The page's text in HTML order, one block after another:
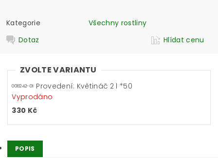
Kategorie
Všechny rostliny
Dotaz
Hlídat cenu
ZVOLTE VARIANTU
008242-01 Provedení: Květináč 2 l *50
Vyprodáno
330 Kč
POPIS